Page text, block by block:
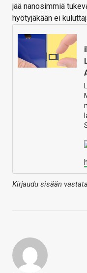
jää nanosimmiä
hyötyjäkään ei
Kirjaudu sisään